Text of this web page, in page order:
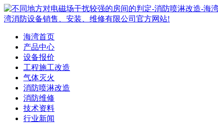
海湾首页
产品中心
设备报价
工程施工改造
气体灭火
消防喷淋改造
消防维修
技术资料
行业新闻